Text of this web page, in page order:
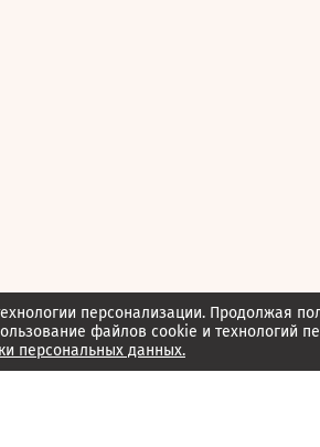
персонализации. Продолжая
файлов cookie и технологий
персональных данных.